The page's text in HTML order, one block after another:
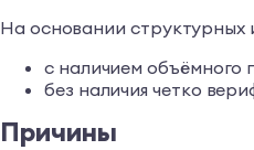
На основании структурных
с наличием объёмного
без наличия четко
Причины